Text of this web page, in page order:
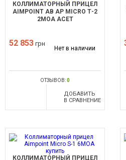
КОЛЛИМАТОРНЫЙ ПРИЦЕЛ
AIMPOINT AB AP MICRO Т-2
2MOA ACET
52 853 грн
Нет в наличии
ОТЗЫВОВ:0
ДОБАВИТЬ
В СРАВНЕНИЕ
КОЛЛИМАТОРНЫЙ ПРИЦЕЛ